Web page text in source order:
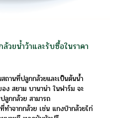
วยน้ำว้าและรับซื้อในราคา
สถานที่ปลูกกล้วยและเป็นต้นน้ำ
อง สยาม บานาน่า ในฟาร์ม จะ
ลูกกล้วย สามารถ
ทำจากกล้วย เช่น แกงป่ากล้วยไก่